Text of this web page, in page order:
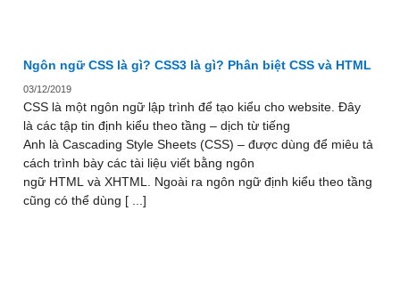
Ngôn ngữ CSS là gì? CSS3 là gì? Phân biệt CSS và HTML
03/12/2019
CSS là một ngôn ngữ lập trình để tạo kiểu cho website. Đây
là các tập tin định kiểu theo tầng – dịch từ tiếng
Anh là Cascading Style Sheets (CSS) – được dùng để miêu tả
cách trình bày các tài liệu viết bằng ngôn
ngữ HTML và XHTML. Ngoài ra ngôn ngữ định kiểu theo tầng
cũng có thể dùng [ ...]